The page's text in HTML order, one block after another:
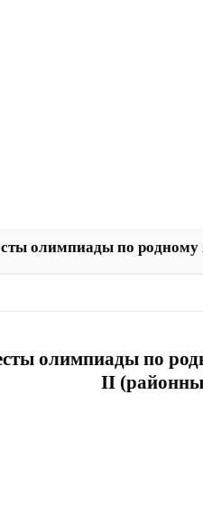
олимпиады по родному
олимпиады по
II